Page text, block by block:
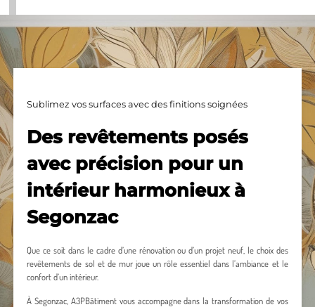
Sublimez vos surfaces avec des finitions soignées
Des revêtements posés
avec précision pour un
intérieur harmonieux à
Segonzac
Que ce soit dans le cadre d’une rénovation ou d’un projet neuf, le choix des
revêtements de sol et de mur joue un rôle essentiel dans l’ambiance et le
confort d’un intérieur.
À Segonzac, A3PBâtiment vous accompagne dans la transformation de vos